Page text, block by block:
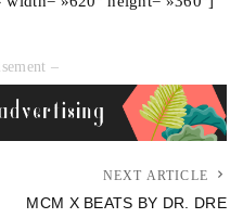
–
NEXT ARTICLE
MCM X BEATS BY DR. DRE